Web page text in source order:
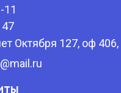
11
Октября 127, оф